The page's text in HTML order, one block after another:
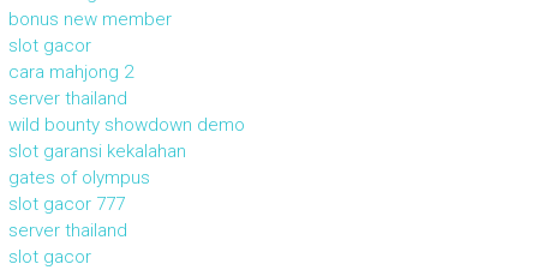
bonus new member
slot gacor
cara mahjong 2
server thailand
wild bounty showdown demo
slot garansi kekalahan
gates of olympus
slot gacor 777
server thailand
slot gacor